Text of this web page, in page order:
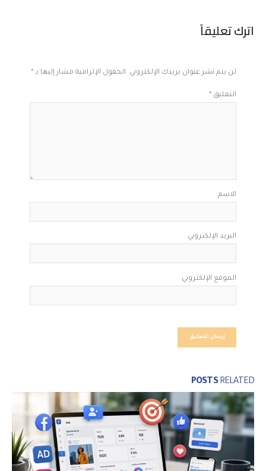
اترك تعليقاً
لن يتم نشر عنوان بريدك الإلكتروني. الحقول الإلزامية مشار إليها بـ *
التعليق *
الاسم
البريد الإلكتروني
الموقع الإلكتروني
RELATED
POSTS